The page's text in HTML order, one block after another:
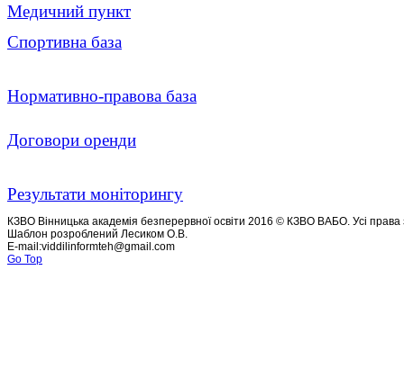
Медичний пункт
Спортивна база
Нормативно-правова база
Договори оренди
Результати моніторингу
КЗВО Вінницька академія безперервної освіти 2016 © КЗВО ВАБО. Усі права
Шаблон розроблений Лесиком О.В.
E-mail:viddilinformteh@gmail.com
Go Top